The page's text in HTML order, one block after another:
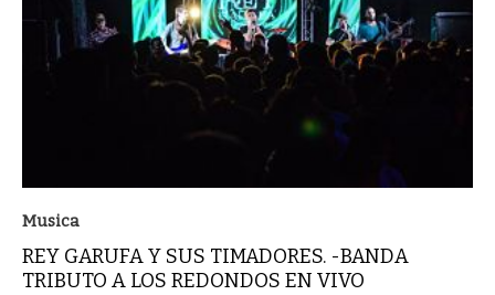
Musica
REY GARUFA Y SUS TIMADORES. -BANDA
TRIBUTO A LOS REDONDOS EN VIVO